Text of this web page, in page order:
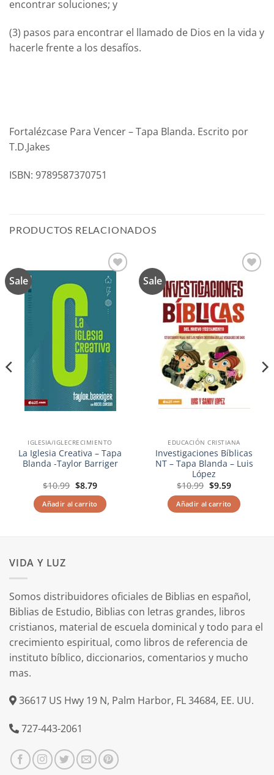
encontrar soluciones; y
(3) pasos para encontrar el llamado de Dios en la vida y
hacerle frente a los desafíos.
Fortalézcase Para Vencer – Tapa Blanda. Escrito por
T.D.Jakes
ISBN: 9789587370751
PRODUCTOS RELACIONADOS
Sale
Añadir
a la
lista de
deseos
IGLESIA/IGLECRECIMIENTO
La Iglesia Creativa – Tapa
Blanda -Taylor Barriger
$10.99 El
precio
original
era:
$10.99.
$8.79El
actual
es:
$8.79.
Añadir al carrito
Sale
Añadir
a la
lista de
deseos
EDUCACIÓN CRISTIANA
Investigaciones Bíblicas
NT – Tapa Blanda – Luis
López
$10.99 El
precio
original
era:
$10.99.
$9.59El
actual
es:
$9.59.
Añadir al carrito
VIDA Y LUZ
Somos distribuidores oficiales de Biblias en español,
Biblias de Estudio, Biblias con letras grandes, libros
cristianos, material de escuela dominical y todo para el
crecimiento espiritual, como libros de referencia de
instituto bíblico, diccionarios, comentarios y mucho
mas.
36617 US Hwy 19 N, Palm Harbor, FL 34684, EE. UU.
727-443-2061